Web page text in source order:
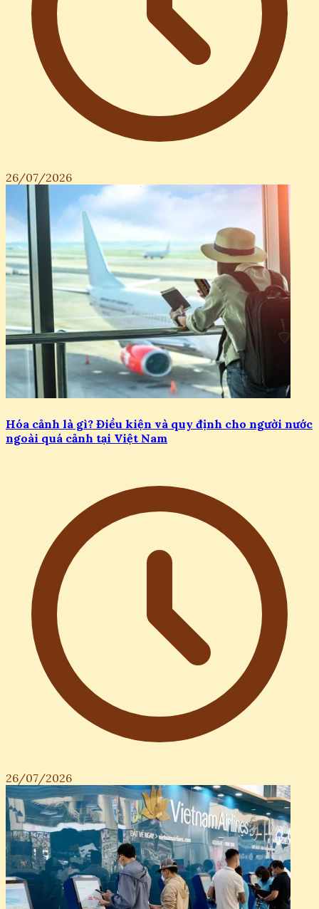
26/07/2026
Hóa cảnh là gì? Điều kiện và quy định cho người nước
ngoài quá cảnh tại Việt Nam
26/07/2026